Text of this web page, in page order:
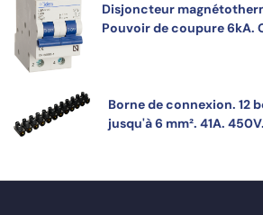
Disjoncteur
Pouvoir de coupure 6kA.
Borne de connexion. 12
jusqu'à 6 mm². 41A. 450V.